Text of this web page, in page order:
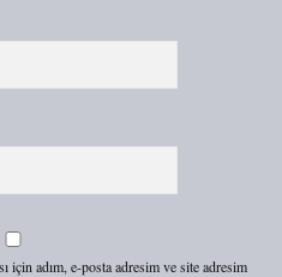
için adım, e-posta adresim ve site adresim